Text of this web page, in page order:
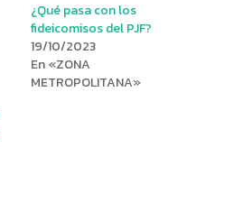
¿Qué pasa con los
fideicomisos del PJF?
19/10/2023
En «ZONA
METROPOLITANA»